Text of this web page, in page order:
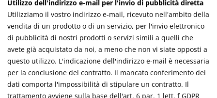
Utilizzo dell'indirizzo e-mail per l'invio di pubblicità diretta
Utilizziamo il vostro indirizzo e-mail, ricevuto nell'ambito della
vendita di un prodotto o di un servizio, per l'invio elettronico
di pubblicità di nostri prodotti o servizi simili a quelli che
avete già acquistato da noi, a meno che non vi siate opposti a
questo utilizzo. L'indicazione dell'indirizzo e-mail è necessaria
per la conclusione del contratto. Il mancato conferimento dei
dati comporta l'impossibilità di stipulare un contratto. Il
trattamento avviene sulla base dell'art. 6 par. 1 lett. f GDPR